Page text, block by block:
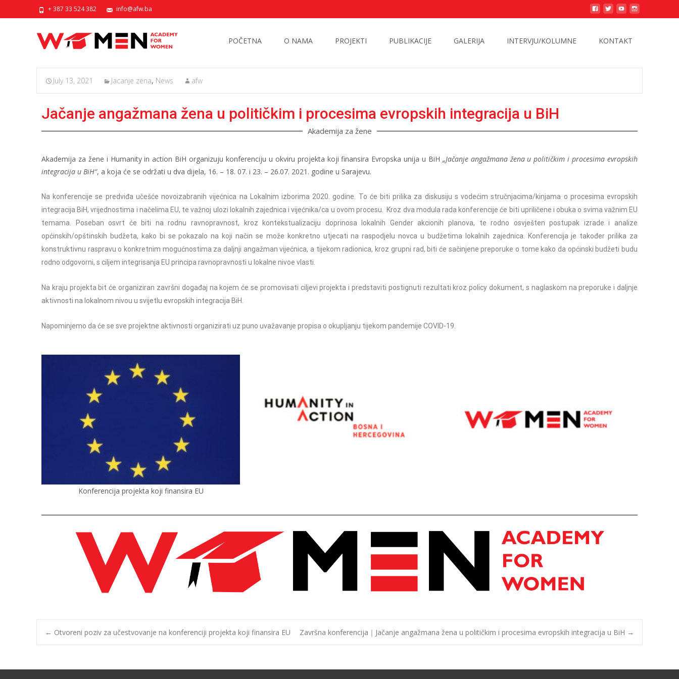
+ 387 33 524 382 info@afw.ba
POČETNA O NAMA PROJEKTI PUBLIKACIJE GALERIJA INTERVJU/KOLUMNE KONTAKT
July 13, 2021 Jacanje zena, News afw
Jačanje angažmana žena u političkim i procesima evropskih integracija u BiH
Akademija za žene
Akademija za žene i Humanity in action BiH organizuju konferenciju u okviru projekta koji finansira Evropska unija u BiH „Jačanje angažmana žena u političkim i procesima evropskih
integracija u BiH“, a koja će se održati u dva dijela, 16. – 18. 07. i 23. – 26.07. 2021. godine u Sarajevu.
Na konferencije se predviđa učešće novoizabranih vijećnica na Lokalnim izborima 2020. godine. To će biti prilika za diskusiju s vodećim stručnjacima/kinjama o procesima evropskih
integracija BiH, vrijednostima i načelima EU, te važnoj ulozi lokalnih zajednica i vijećnika/ca u ovom procesu. Kroz dva modula rada konferencije će biti upriličene i obuka o svima važnim EU
temama. Poseban osvrt će biti na rodnu ravnopravnost, kroz kontekstualizaciju doprinosa lokalnih Gender akcionih planova, te rodno osvješten postupak izrade i analize
općinskih/opštinskih budžeta, kako bi se pokazalo na koji način se može konkretno utjecati na raspodjelu novca u budžetima lokalnih zajednica. Konferencija je također prilika za
konstruktivnu raspravu o konkretnim mogućnostima za daljnji angažman vijećnica, a tijekom radionica, kroz grupni rad, biti će sačinjene preporuke o tome kako da općinski budžeti budu
rodno odgovorni, s ciljem integrisanja EU principa ravnopravnosti u lokalne nivoe vlasti.
Na kraju projekta bit će organiziran završni događaj na kojem će se promovisati ciljevi projekta i predstaviti postignuti rezultati kroz policy dokument, s naglaskom na preporuke i daljnje
aktivnosti na lokalnom nivou u svijetlu evropskih integracija BiH.
Napominjemo da će se sve projektne aktivnosti organizirati uz puno uvažavanje propisa o okupljanju tijekom pandemije COVID-19.
Konferencija projekta koji finansira EU
← Otvoreni poziv za učestvovanje na konferenciji projekta koji finansira EU Završna konferencija｜Jačanje angažmana žena u političkim i procesima evropskih integracija u BiH →